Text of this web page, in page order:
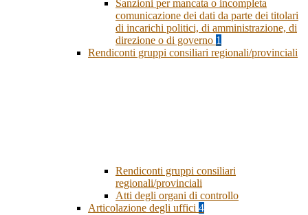
Sanzioni per mancata o incompleta
comunicazione dei dati da parte dei titolari
di incarichi politici, di amministrazione, di
direzione o di governo 1
Rendiconti gruppi consiliari regionali/provinciali
Rendiconti gruppi consiliari
regionali/provinciali
Atti degli organi di controllo
Articolazione degli uffici 4